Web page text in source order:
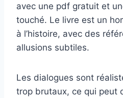
avec une pdf gratuit et
touché. Le livre est un
à l’histoire, avec des
allusions subtiles.
Les dialogues sont
trop brutaux, ce qui peut